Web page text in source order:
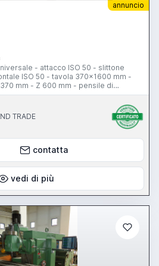
annuncio
- attacco ISO 50 - slittone
ISO 50 - tavola 370x1600 mm -
mm - Z 600 mm - pensile di
TRADE
contatta
vedi di più